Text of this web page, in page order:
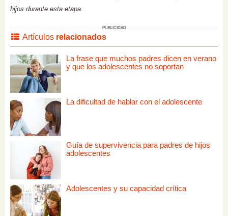
hijos durante esta etapa.
PUBLICIDAD
Artículos relacionados
La frase que muchos padres dicen en verano
y que los adolescentes no soportan
La dificultad de hablar con el adolescente
Guía de supervivencia para padres de hijos
adolescentes
Adolescentes y su capacidad crítica